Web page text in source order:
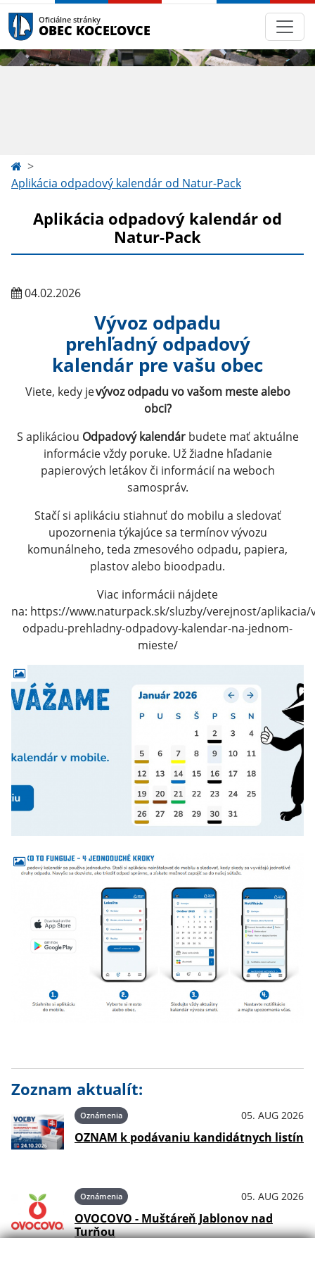
Oficiálne stránky
OBEC KOCEĽOVCE
Aplikácia odpadový kalendár od Natur-Pack
Aplikácia odpadový kalendár od
Natur-Pack
04.02.2026
Vývoz odpadu
prehľadný odpadový
kalendár pre vašu obec
Viete, kedy jevývoz odpadu vo vašom meste alebo
obci?
S aplikáciou Odpadový kalendárbudete mať aktuálne
informácie vždy poruke. Už žiadne hľadanie
papierových letákov či informácií na weboch
samospráv.
Stačí si aplikáciu stiahnuť do mobilu a sledovať
upozornenia týkajúce sa termínov vývozu
komunálneho, teda zmesového odpadu, papiera,
plastov alebo bioodpadu.
Viac informácii nájdete
na: https://www.naturpack.sk/sluzby/verejnost/aplikacia/
odpadu-prehladny-odpadovy-kalendar-na-jednom-
mieste/
Zoznam aktualít:
Oznámenia 05. AUG 2026
OZNAM k podávaniu kandidátnych listín
Oznámenia 05. AUG 2026
OVOCOVO - Muštáreň Jablonov nad
Turňou